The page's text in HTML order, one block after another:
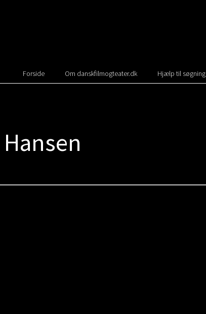
Forside Om danskfilmogteater.dk Hjælp til søgning